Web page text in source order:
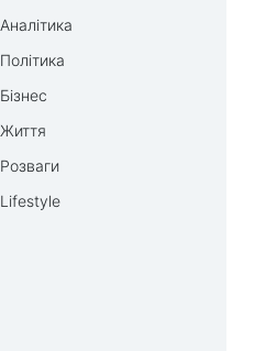
Аналітика
Політика
Бізнес
Життя
Розваги
Lifestyle